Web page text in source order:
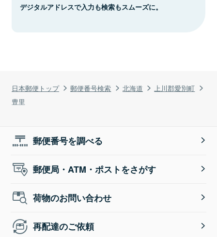
日本郵便トップ 郵便番号検索 北海道
上川郡愛別町
豊里
デジタルアドレスで入力も検索もスムーズに。
郵便番号を調べる
郵便局・ATM・ポストをさがす
荷物のお問い合わせ
再配達のご依頼